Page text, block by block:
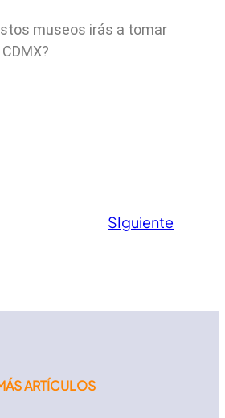
museos irás a tomar
SIguiente
ARTÍCULOS